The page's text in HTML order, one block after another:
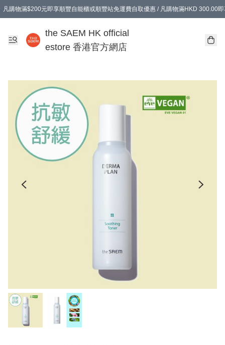
凡購物滿$200元即享順豐自能櫃或順豐站免運費自取優惠 / 凡購物滿HKD 300.00
the SAEM HK official
estore 香港官方網店